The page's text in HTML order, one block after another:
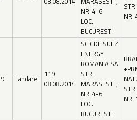
NR. 4-6
LOC.
BUCURESTI
NR.
9 Tandarei
119
08.08.2014
SC GDF SUEZ
ENERGY
ROMANIA SA
STR.
MARASESTI ,
NR. 4-6
LOC.
BUCURESTI
NR.